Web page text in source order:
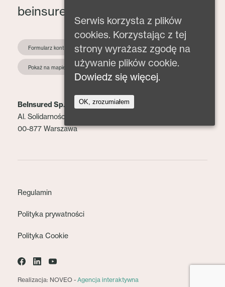
beinsured@beinsured.pl
Formularz kontaktowy
Pokaż na mapie
BeInsured Sp. z o.o.
Al. Solidarności 153 lok. 2
00-877 Warszawa
Regulamin
Polityka prywatności
Polityka Cookie
Realizacja: NOVEO - Agencja interaktywna
Serwis korzysta z plików
cookies. Korzystając z tej
strony wyrażasz zgodę na
używanie plików cookie.
Dowiedz się więcej.
OK, zrozumiałem